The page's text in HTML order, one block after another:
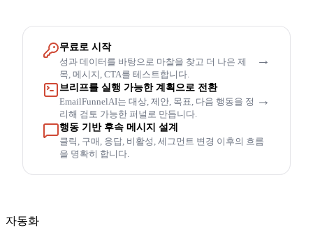
무료로 시작
성과 데이터를 바탕으로 마찰을 찾고 더 나은 제
목, 메시지, CTA를 테스트합니다.
→
브리프를 실행 가능한 계획으로 전환
EmailFunnelAI는 대상, 제안, 목표, 다음 행동을 정
리해 검토 가능한 퍼널로 만듭니다.
→
행동 기반 후속 메시지 설계
클릭, 구매, 응답, 비활성, 세그먼트 변경 이후의 흐름
을 명확히 합니다.
자동화